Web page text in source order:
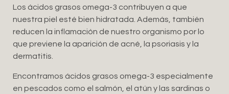
Los ácidos grasos omega-3 contribuyen a que
nuestra piel esté bien hidratada. Además, también
reducen la inflamación de nuestro organismo por lo
que previene la aparición de acné, la psoriasis y la
dermatitis.
Encontramos ácidos grasos omega-3 especialmente
en pescados como el salmón, el atún y las sardinas o